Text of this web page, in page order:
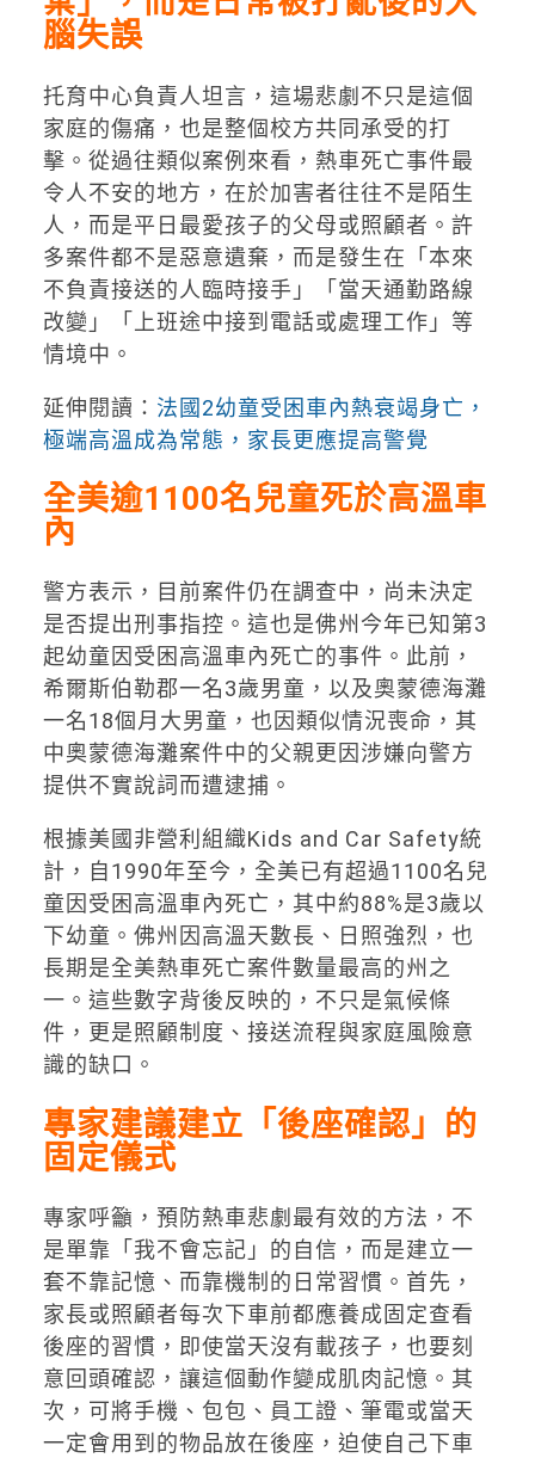
腦失誤
托育中心負責人坦言，這場悲劇不只是這個
家庭的傷痛，也是整個校方共同承受的打
擊。從過往類似案例來看，熱車死亡事件最
令人不安的地方，在於加害者往往不是陌生
人，而是平日最愛孩子的父母或照顧者。許
多案件都不是惡意遺棄，而是發生在「本來
不負責接送的人臨時接手」「當天通勤路線
改變」「上班途中接到電話或處理工作」等
情境中。
延伸閱讀： 法國2幼童受困車內熱衰竭身亡，
極端高溫成為常態，家長更應提高警覺
全美逾1100名兒童死於高溫車
內
警方表示，目前案件仍在調查中，尚未決定
是否提出刑事指控。這也是佛州今年已知第3
起幼童因受困高溫車內死亡的事件。此前，
希爾斯伯勒郡一名3歲男童，以及奧蒙德海灘
一名18個月大男童，也因類似情況喪命，其
中奧蒙德海灘案件中的父親更因涉嫌向警方
提供不實說詞而遭逮捕。
根據美國非營利組織Kids and Car Safety統
計，自1990年至今，全美已有超過1100名兒
童因受困高溫車內死亡，其中約88%是3歲以
下幼童。佛州因高溫天數長、日照強烈，也
長期是全美熱車死亡案件數量最高的州之
一。這些數字背後反映的，不只是氣候條
件，更是照顧制度、接送流程與家庭風險意
識的缺口。
專家建議建立「後座確認」的
固定儀式
專家呼籲，預防熱車悲劇最有效的方法，不
是單靠「我不會忘記」的自信，而是建立一
套不靠記憶、而靠機制的日常習慣。首先，
家長或照顧者每次下車前都應養成固定查看
後座的習慣，即使當天沒有載孩子，也要刻
意回頭確認，讓這個動作變成肌肉記憶。其
次，可將手機、包包、員工證、筆電或當天
一定會用到的物品放在後座，迫使自己下車